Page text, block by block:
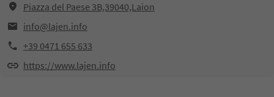
Piazza del Paese 3B,39040,Laion
info@lajen.info
+39 0471 655 633
https://www.lajen.info